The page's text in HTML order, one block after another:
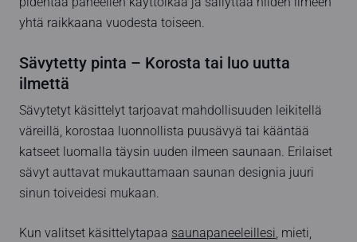
yhtä raikkaana vuodesta toiseen.
Sävytetty pinta – Korosta tai luo uutta
ilmettä
Sävytetyt käsittelyt tarjoavat mahdollisuuden leikitellä
väreillä, korostaa luonnollista puusävyä tai kääntää
katseet luomalla täysin uuden ilmeen saunaan. Erilaiset
sävyt auttavat mukauttamaan saunan designia juuri
sinun toiveidesi mukaan.
Kun valitset käsittelytapaa saunapaneeleillesi, mieti,